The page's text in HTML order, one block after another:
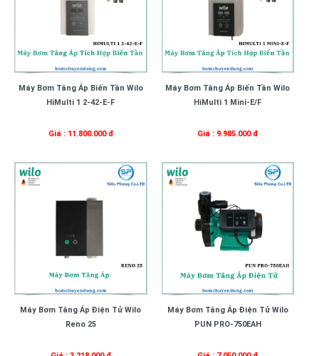
Máy Bơm Tăng Áp Biến Tần Wilo
HiMulti 1 2-42-E-F
Giá : 11.800.000 đ
Máy Bơm Tăng Áp Biến Tần Wilo
HiMulti 1 Mini-E/F
Giá : 9.985.000 đ
Máy Bơm Tăng Áp Điện Tử Wilo
Reno 25
Máy Bơm Tăng Áp Điện Tử Wilo
PUN PRO-750EAH